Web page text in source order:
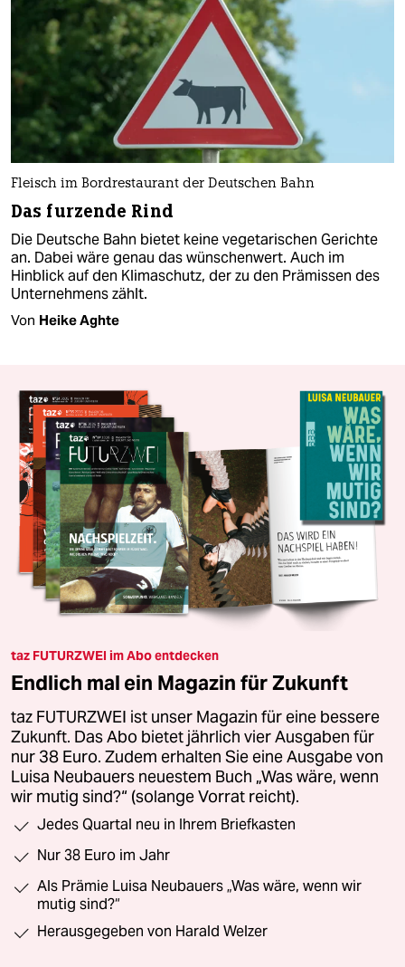
Fleisch im Bordrestaurant der Deutschen Bahn
Das furzende Rind
Die Deutsche Bahn bietet keine vegetarischen Gerichte
an. Dabei wäre genau das wünschenwert. Auch im
Hinblick auf den Klimaschutz, der zu den Prämissen des
Unternehmens zählt.
Von Heike Aghte
taz FUTURZWEI im Abo entdecken
Endlich mal ein Magazin für Zukunft
taz FUTURZWEI ist unser Magazin für eine bessere
Zukunft. Das Abo bietet jährlich vier Ausgaben für
nur 38 Euro. Zudem erhalten Sie eine Ausgabe von
Luisa Neubauers neuestem Buch „Was wäre, wenn
wir mutig sind?“ (solange Vorrat reicht).
Jedes Quartal neu in Ihrem Briefkasten
Nur 38 Euro im Jahr
Als Prämie Luisa Neubauers „Was wäre, wenn wir
mutig sind?“
Herausgegeben von Harald Welzer